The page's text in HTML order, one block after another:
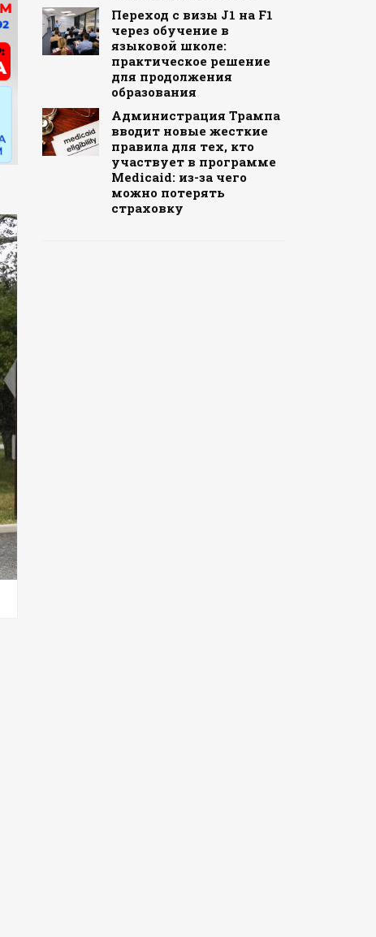
Переход с визы J1 на F1
через обучение в
языковой школе:
практическое решение
для продолжения
образования
Администрация Трампа
вводит новые жесткие
правила для тех, кто
участвует в программе
Medicaid: из-за чего
можно потерять
страховку